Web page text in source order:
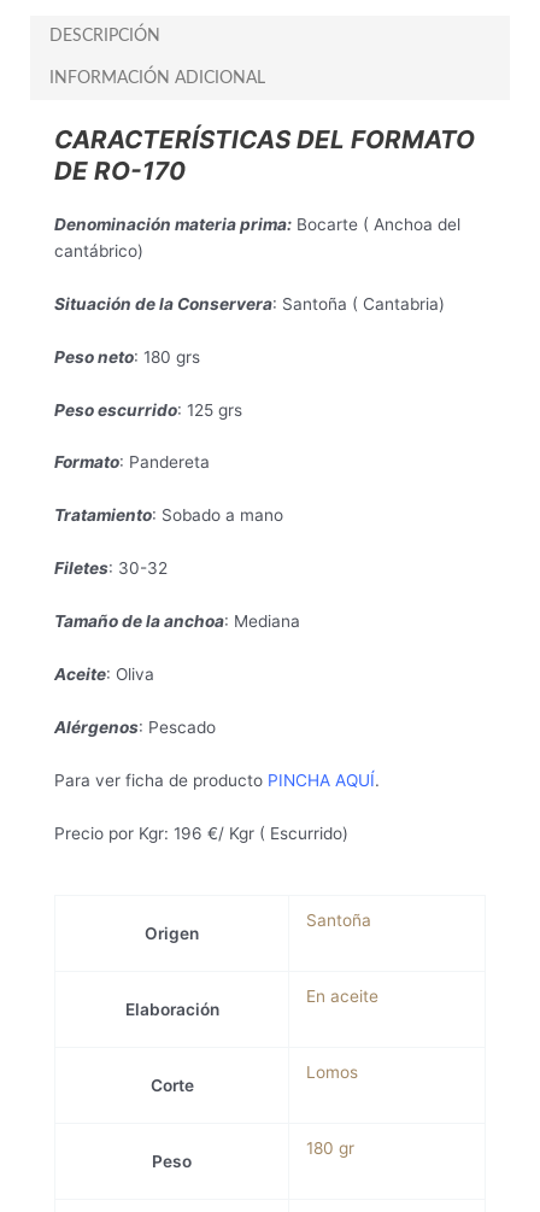
DESCRIPCIÓN
INFORMACIÓN ADICIONAL
CARACTERÍSTICAS DEL FORMATO
DE RO-170
Denominación materia prima: Bocarte ( Anchoa del
cantábrico)
Situación de la Conservera: Santoña ( Cantabria)
Peso neto: 180 grs
Peso escurrido: 125 grs
Formato: Pandereta
Tratamiento: Sobado a mano
Filetes: 30-32
Tamaño de la anchoa: Mediana
Aceite: Oliva
Alérgenos: Pescado
Para ver ficha de producto PINCHA AQUÍ.
Precio por Kgr: 196 €/ Kgr ( Escurrido)
Origen
Santoña
Elaboración
En aceite
Corte
Lomos
Peso
180 gr